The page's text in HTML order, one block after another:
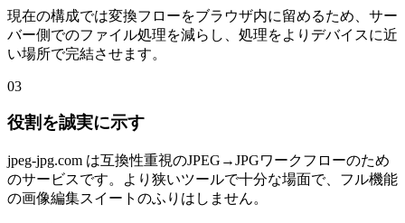
現在の構成では変換フローをブラウザ内に留めるため、サー
バー側でのファイル処理を減らし、処理をよりデバイスに近
い場所で完結させます。
03
役割を誠実に示す
jpeg-jpg.com は互換性重視のJPEG→JPGワークフローのため
のサービスです。より狭いツールで十分な場面で、フル機能
の画像編集スイートのふりはしません。